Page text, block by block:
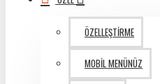
ÖZELLEŞTIRME
MOBIL MENÜNÜZ